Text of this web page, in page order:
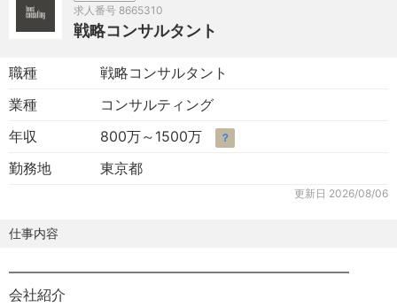
求人番号 8665310
戦略コンサルタント
職種
戦略コンサルタント
業種
コンサルティング
年収
800万～1500万 ？
勤務地 東京都
更新日 2026/08/06
仕事内容
━━━━━━━━━━━━━━━━━━━━━━━━
会社紹介